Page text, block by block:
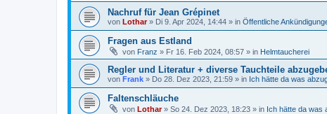
Nachruf für Jean Grépinet
von Lothar» Di 9. Apr 2024, 14:44 » in Öffentliche
Fragen aus Estland
von Franz » Fr 16. Feb 2024, 08:57 » in Helmtaucherei
Regler und Literatur + diverse Tauchteile
von Frank » Do 28. Dez 2023, 21:59 » in Ich hätte da was
Faltenschläuche
von Lothar» So 24. Dez 2023, 18:23 » in Ich hätte da was